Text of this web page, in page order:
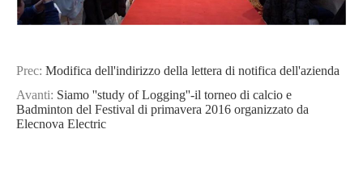
Prec: Modifica dell'indirizzo della lettera di notifica dell'azienda
Avanti: Siamo ''study of Logging''-il torneo di calcio e
Badminton del Festival di primavera 2016 organizzato da
Elecnova Electric